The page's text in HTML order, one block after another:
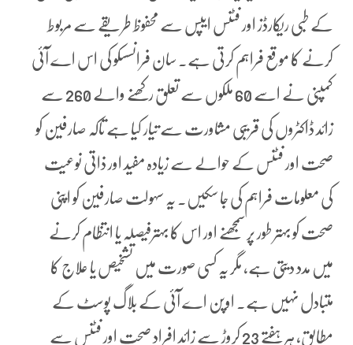
کے طبی ریکارڈز اور فٹنس ایپس سے محفوظ طریقے سے مربوط
کرنے کا موقع فراہم کرتی ہے۔ سان فرانسسکو کی اس اے آئی
کمپنی نے اسے 60 ملکوں سے تعلق رکھنے والے 260 سے
زائد ڈاکٹروں کی قریبی مشاورت سے تیار کیا ہے تاکہ صارفین کو
صحت اور فٹنس کے حوالے سے زیادہ مفید اور ذاتی نوعیت
کی معلومات فراہم کی جا سکیں۔ یہ سہولت صارفین کو اپنی
صحت کو بہتر طور پر سمجھنے اور اس کا بہترفیصلہ یا انتظام کرنے
میں مدد دیتی ہے، مگر یہ کسی صورت میں تشخیص یا علاج کا
متبادل نہیں ہے۔ اوپن اے آئی کے بلاگ پوسٹ کے
مطابق، ہر ہفتے 23 کروڑ سے زائد افراد صحت اور فٹنس سے